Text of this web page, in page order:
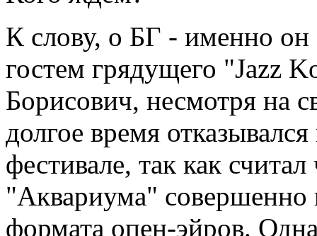
К слову, о БГ - именно
гостем грядущего "Jazz
Борисович, несмотря на
долгое время
фестивале, так как
"Аквариума" совершенно
формата опен-эйров.